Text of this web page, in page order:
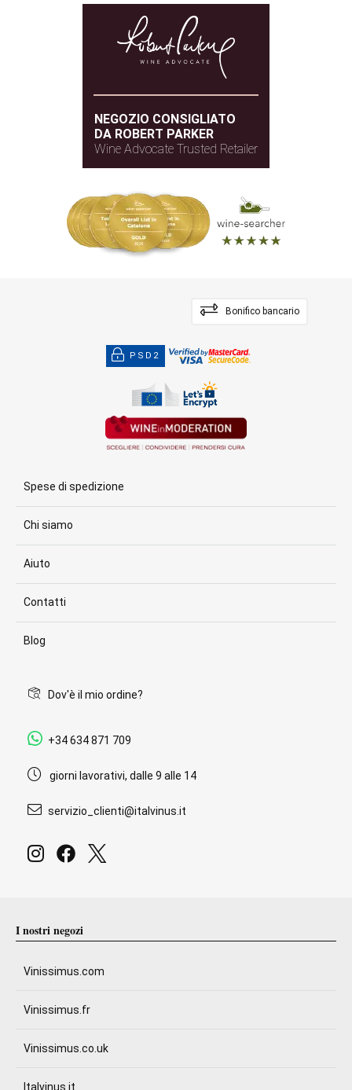
NEGOZIO CONSIGLIATO
DA ROBERT PARKER
Wine Advocate Trusted Retailer
Bonifico bancario
PSD2
Spese di spedizione
Chi siamo
Aiuto
Contatti
Blog
Dov'è il mio ordine?
+34 634 871 709
giorni lavorativi, dalle 9 alle 14
servizio_clienti@italvinus.it
I nostri negozi
Vinissimus.com
Vinissimus.fr
Vinissimus.co.uk
Italvinus.it